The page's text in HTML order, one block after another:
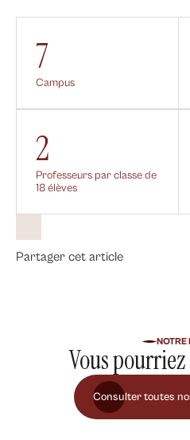
7
Campus
2
Professeurs par classe de
18 élèves
Partager cet article
NOTRE
Vous
Consulter toutes